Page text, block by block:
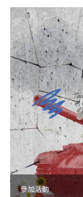
參加活動